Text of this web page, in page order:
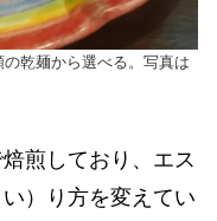
乾麺から選べる。写真は
煎しており、エス
）り方を変えてい